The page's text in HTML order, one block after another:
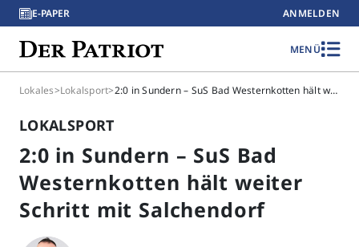
E-PAPER ANMELDEN
MENÜ
Lokales>Lokalsport> 2:0 in Sundern – SuS Bad Westernkotten hält weiter Schritt mit Salchendorf
LOKALSPORT
2:0 in Sundern – SuS Bad
Westernkotten hält weiter
Schritt mit Salchendorf